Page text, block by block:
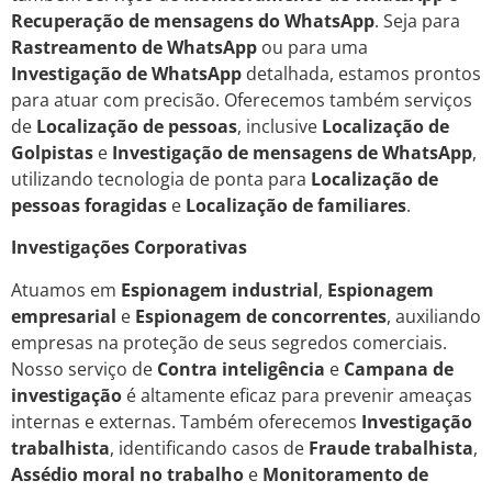
Recuperação de mensagens do WhatsApp. Seja para
Rastreamento de WhatsApp ou para uma
Investigação de WhatsApp detalhada, estamos prontos
para atuar com precisão. Oferecemos também serviços
de Localização de pessoas, inclusive Localização de
Golpistas e Investigação de mensagens de WhatsApp,
utilizando tecnologia de ponta para Localização de
pessoas foragidas e Localização de familiares.
Investigações Corporativas
Atuamos em Espionagem industrial, Espionagem
empresarial e Espionagem de concorrentes, auxiliando
empresas na proteção de seus segredos comerciais.
Nosso serviço de Contra inteligência e Campana de
investigação é altamente eficaz para prevenir ameaças
internas e externas. Também oferecemos Investigação
trabalhista, identificando casos de Fraude trabalhista,
Assédio moral no trabalho e Monitoramento de